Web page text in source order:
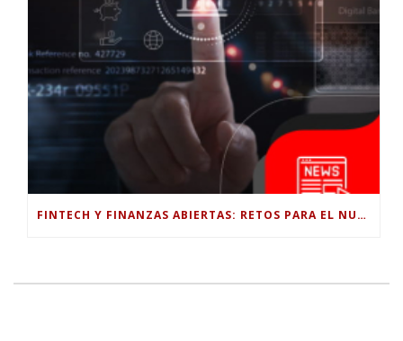
FINTECH Y FINANZAS ABIERTAS: RETOS PARA EL NUEVO GOBIERNO COLOMBIANO